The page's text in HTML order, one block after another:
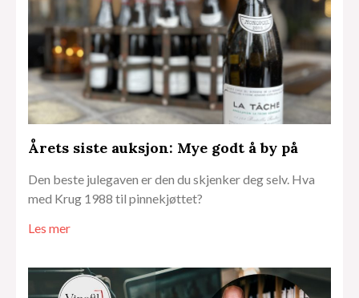
Årets siste auksjon: Mye godt å by på
Den beste julegaven er den du skjenker deg selv. Hva
med Krug 1988 til pinnekjøttet?
Les mer